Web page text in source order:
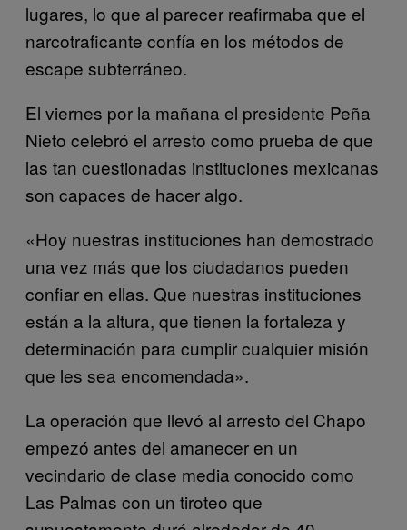
lugares, lo que al parecer reafirmaba que el
narcotraficante confía en los métodos de
escape subterráneo.
El viernes por la mañana el presidente Peña
Nieto celebró el arresto como prueba de que
las tan cuestionadas instituciones mexicanas
son capaces de hacer algo.
«Hoy nuestras instituciones han demostrado
una vez más que los ciudadanos pueden
confiar en ellas. Que nuestras instituciones
están a la altura, que tienen la fortaleza y
determinación para cumplir cualquier misión
que les sea encomendada».
La operación que llevó al arresto del Chapo
empezó antes del amanecer en un
vecindario de clase media conocido como
Las Palmas con un tiroteo que